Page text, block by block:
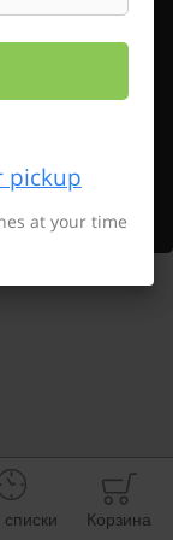
Корзина
pickup
at your time